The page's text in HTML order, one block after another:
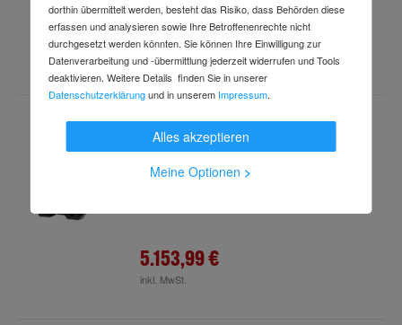
6.037,99 €
inkl. MwSt.
Lorch Elektroden-Schweißanlage X 350 A
400 V BasicPlus
Art.-Nr. 64302042
Lieferzeit: 2-3 Wochen
5.153,99 €
inkl. MwSt.
dorthin übermittelt werden, besteht das Risiko, dass Behörden diese
erfassen und analysieren sowie Ihre Betroffenenrechte nicht
durchgesetzt werden könnten. Sie können Ihre Einwilligung zur
Datenverarbeitung und -übermittlung jederzeit widerrufen und Tools
deaktivieren. Weitere Details finden Sie in unserer
Datenschutzerklärungund in unserem Impressum.
Alles akzeptieren
Meine Optionen >